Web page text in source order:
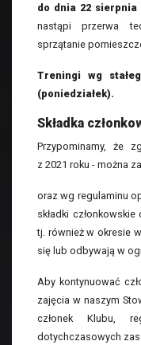
do dnia 22 sierpnia
nastąpi przerwa
sprzątanie
Treningi wg
(poniedziałek).
Składka
Przypominamy, że
z 2021 roku - można
oraz wg regulaminu
składki
tj. również w okresie
się lub odbywają w
Aby kontynuować
zajęcia w naszym
członek Klubu,
dotychczasowych